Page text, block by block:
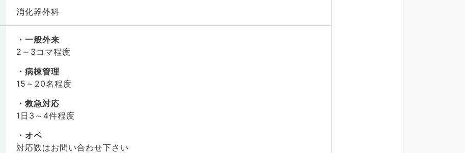
消化器外科
一般外来
2～3コマ程度
病棟管理
15～20名程度
救急対応
1日3～4件程度
オペ
対応数はお問い合わせ下さい